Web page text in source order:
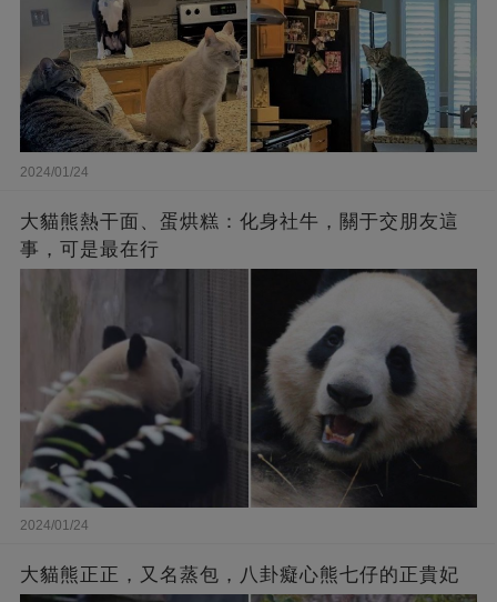
2024/01/24
大貓熊熱干面、蛋烘糕：化身社牛，關于交朋友這
事，可是最在行
2024/01/24
大貓熊正正，又名蒸包，八卦癡心熊七仔的正貴妃